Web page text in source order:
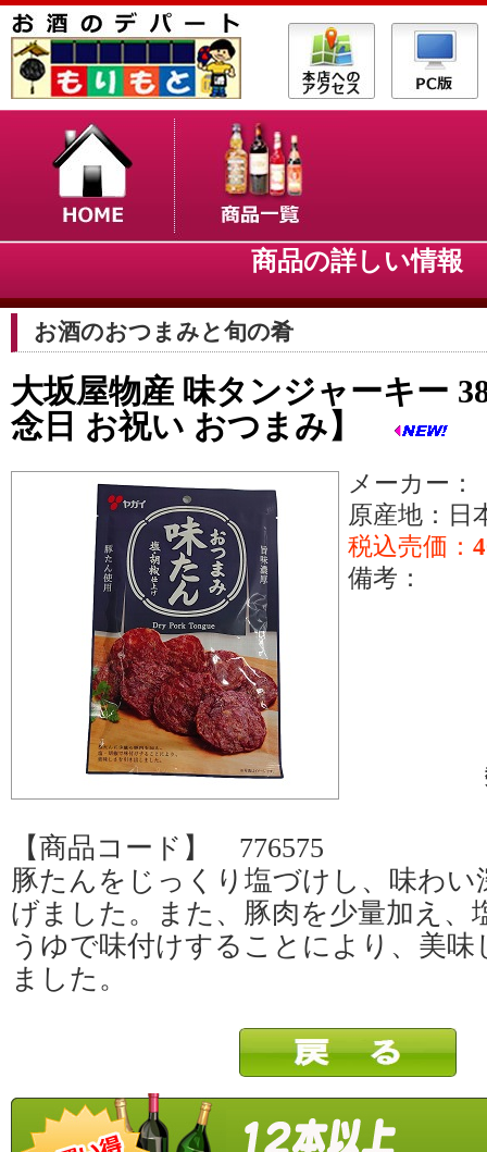
商品の詳しい情
お酒のおつまみと旬の肴
大坂屋物産 味タンジャーキー
念日 お祝い おつまみ】
メーカー：
原産地：日
税込売価：
備考：
【商品コード】 776575
豚たんをじっくり塩づけし、味わい
げました。また、豚肉を少量加え、
うゆで味付けすることにより、美味
ました。